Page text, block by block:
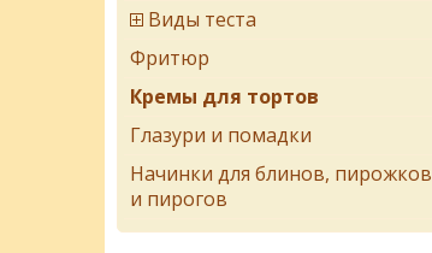
Виды теста
Фритюр
Кремы для тортов
Глазури и помадки
Начинки для блинов, пирожков
и пирогов